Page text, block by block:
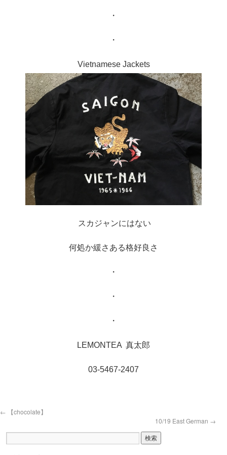
・
・
Vietnamese Jackets
スカジャンにはない
何処か緩さある格好良さ
・
・
・
LEMONTEA 真太郎
03-5467-2407
← 【chocolate】
10/19 East German →